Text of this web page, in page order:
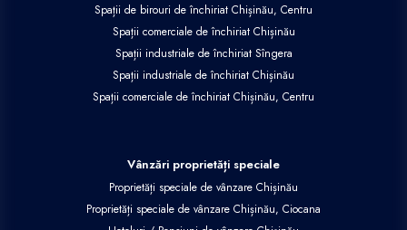
Spații de birouri de închiriat Chișinău, Centru
Spații comerciale de închiriat Chișinău
Spații industriale de închiriat Sîngera
Spații industriale de închiriat Chișinău
Spații comerciale de închiriat Chișinău, Centru
Vânzări proprietăți speciale
Proprietăți speciale de vânzare Chișinău
Proprietăți speciale de vânzare Chișinău, Ciocana